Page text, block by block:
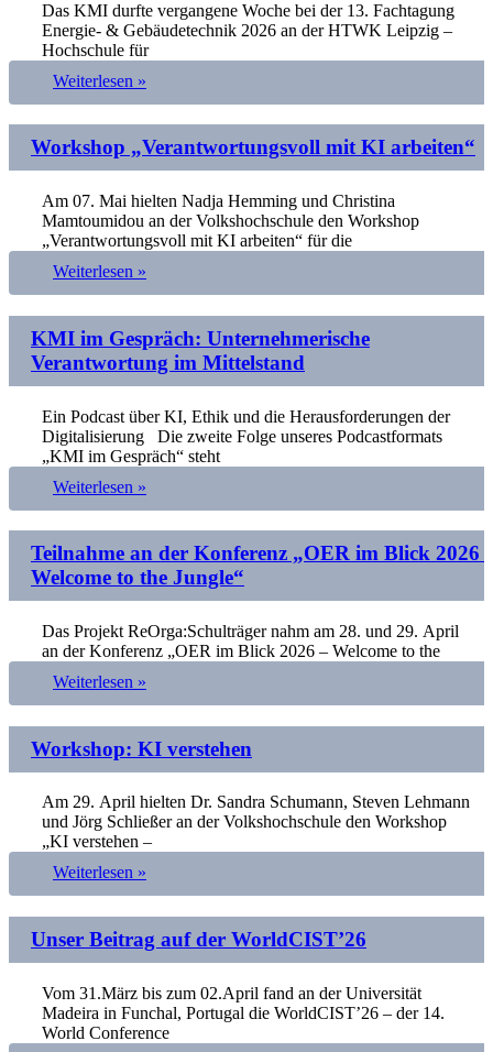
Das KMI durfte vergangene Woche bei der 13. Fachtagung
Energie- & Gebäudetechnik 2026 an der HTWK Leipzig –
Hochschule für
Weiterlesen »
Workshop „Verantwortungsvoll mit KI arbeiten“
Am 07. Mai hielten Nadja Hemming und Christina
Mamtoumidou an der Volkshochschule den Workshop
„Verantwortungsvoll mit KI arbeiten“ für die
Weiterlesen »
KMI im Gespräch: Unternehmerische
Verantwortung im Mittelstand
Ein Podcast über KI, Ethik und die Herausforderungen der
Digitalisierung Die zweite Folge unseres Podcastformats
„KMI im Gespräch“ steht
Weiterlesen »
Teilnahme an der Konferenz „OER im Blick 2026
Welcome to the Jungle“
Das Projekt ReOrga:Schulträger nahm am 28. und 29. April
an der Konferenz „OER im Blick 2026 – Welcome to the
Weiterlesen »
Workshop: KI verstehen
Am 29. April hielten Dr. Sandra Schumann, Steven Lehmann
und Jörg Schließer an der Volkshochschule den Workshop
„KI verstehen –
Weiterlesen »
Unser Beitrag auf der WorldCIST’26
Vom 31.März bis zum 02.April fand an der Universität
Madeira in Funchal, Portugal die WorldCIST’26 – der 14.
World Conference